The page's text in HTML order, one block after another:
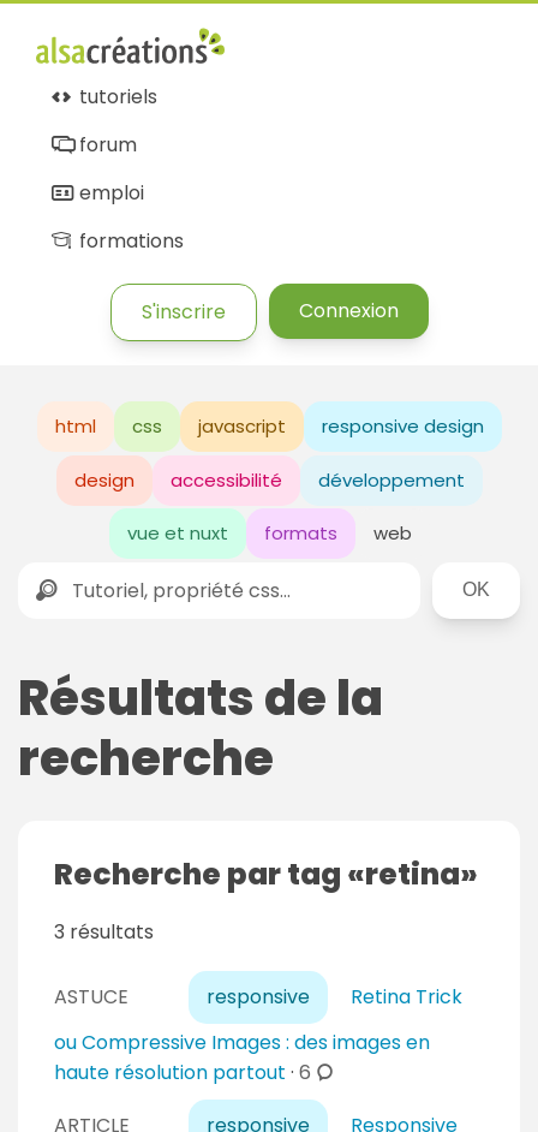
tutoriels
forum
emploi
formations
S'inscrire Connexion
html css javascript responsive design
design accessibilité développement
vue et nuxt formats web
Rechercher
Résultats de la
recherche
Recherche par tag retina
3 résultats
ASTUCE responsive
Retina Trick
ou Compressive Images : des images en
haute résolution partout · 6 c
o
ARTICLE responsive
Responsive